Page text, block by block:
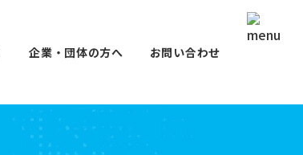
企業・団体の方へ お問い合わせ